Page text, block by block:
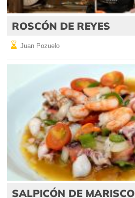
ROSCÓN DE REYES
Juan Pozuelo
SALPICÓN DE MARISCO